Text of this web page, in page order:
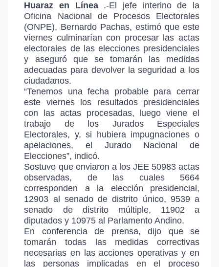
Huaraz en Línea .-El jefe interino de la
Oficina Nacional de Procesos Electorales
(ONPE), Bernardo Pachas, estimó que este
viernes culminarían con procesar las actas
electorales de las elecciones presidenciales
y aseguró que se tomarán las medidas
adecuadas para devolver la seguridad a los
ciudadanos.
“Tenemos una fecha probable para cerrar
este viernes los resultados presidenciales
con las actas procesadas, luego viene el
trabajo de los Jurados Especiales
Electorales, y, si hubiera impugnaciones o
apelaciones, el Jurado Nacional de
Elecciones”, indicó.
Sostuvo que enviaron a los JEE 50983 actas
observadas, de las cuales 5664
corresponden a la elección presidencial,
12903 al senado de distrito único, 9539 a
senado de distrito múltiple, 11902 a
diputados y 10975 al Parlamento Andino.
En conferencia de prensa, dijo que se
tomarán todas las medidas correctivas
necesarias en las acciones operativas y en
las personas implicadas en el proceso